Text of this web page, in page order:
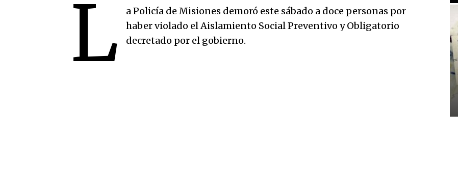
L
a Policía de Misiones demoró este sábado a doce personas por
haber violado el Aislamiento Social Preventivo y Obligatorio
decretado por el gobierno.